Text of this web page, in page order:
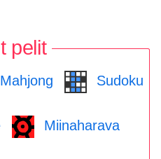
pelit
Mahjong Sudoku
Miinaharava